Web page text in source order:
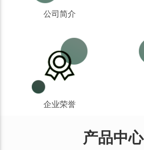
公司简介
企业荣誉
产品中心